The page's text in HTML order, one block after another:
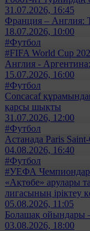
31.07.2026, 16:45
Франция – Англия:
18.07.2026, 10:00
#Футбол
#FIFA World Cup
Англия -
15.07.2026, 16:00
#Футбол
Concacaf
қарсы шықты
31.07.2026, 12:00
#Футбол
Астанада Paris
04.08.2026, 16:40
#Футбол
#УЕФА Чемпиондар
«Ақтөбе» арулары
лигасының іріктеу
05.08.2026, 11:05
Болашақ ойындары
03.08.2026, 18:00